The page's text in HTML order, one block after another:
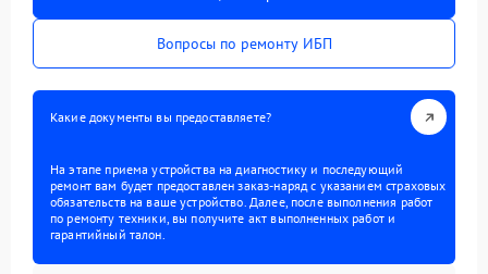
Вопросы по ремонту ИБП
Какие документы вы предоставляете?
На этапе приема устройства на диагностику и последующий
ремонт вам будет предоставлен заказ-наряд с указанием страховых
обязательств на ваше устройство. Далее, после выполнения работ
по ремонту техники, вы получите акт выполненных работ и
гарантийный талон.